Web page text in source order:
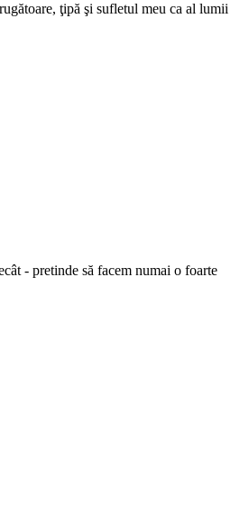
ţipă şi sufletul meu ca al lumii
- pretinde să facem numai o foarte